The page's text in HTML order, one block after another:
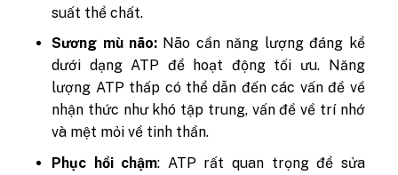
suất thể chất.
Sương mù não: Não cần năng lượng đáng kể
dưới dạng ATP để hoạt động tối ưu. Năng
lượng ATP thấp có thể dẫn đến các vấn đề về
nhận thức như khó tập trung, vấn đề về trí nhớ
và mệt mỏi về tinh thần.
Phục hồi chậm: ATP rất quan trọng để sửa